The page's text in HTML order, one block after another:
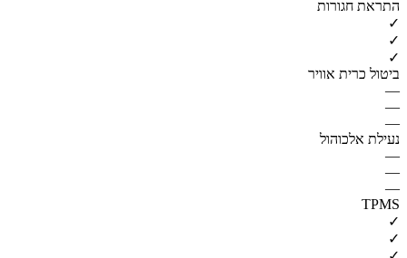
התראת חגורות
✓
✓
✓
ביטול כרית אוויר
—
—
—
נעילת אלכוהול
—
—
—
TPMS
✓
✓